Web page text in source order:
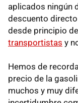
aplicados ningún
descuento
desde principio
transportistas y
Hemos de
precio de la
muchos y muy